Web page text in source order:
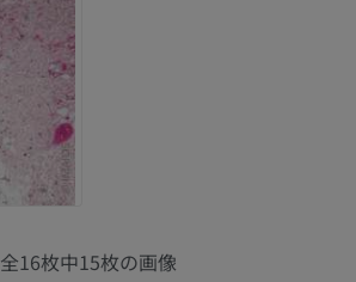
全16枚中15枚の画像